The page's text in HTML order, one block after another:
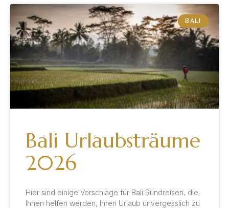
BALI
Bali Urlaubsträume
2026
Hier sind einige Vorschläge für Bali Rundreisen, die
Ihnen helfen werden, Ihren Urlaub unvergesslich zu